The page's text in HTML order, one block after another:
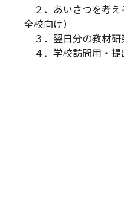
２．あいさつを考え
全校向け）
３．翌日分の教材研
４．学校訪問用・提